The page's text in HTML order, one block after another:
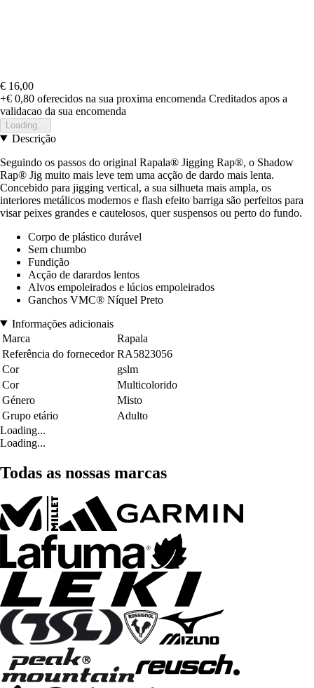
€ 16,00
+€ 0,80 oferecidos na sua proxima encomenda Creditados apos a
validacao da sua encomenda
Loading...
Descrição
Seguindo os passos do original Rapala® Jigging Rap®, o Shadow
Rap® Jig muito mais leve tem uma acção de dardo mais lenta.
Concebido para jigging vertical, a sua silhueta mais ampla, os
interiores metálicos modernos e flash efeito barriga são perfeitos para
visar peixes grandes e cautelosos, quer suspensos ou perto do fundo.
Corpo de plástico durável
Sem chumbo
Fundição
Acção de darardos lentos
Alvos empoleirados e lúcios empoleirados
Ganchos VMC® Níquel Preto
Informações adicionais
Marca
Rapala
Referência do fornecedor RA5823056
Cor
gslm
Cor
Multicolorido
Género
Misto
Grupo etário
Adulto
Loading...
Loading...
Todas as nossas marcas